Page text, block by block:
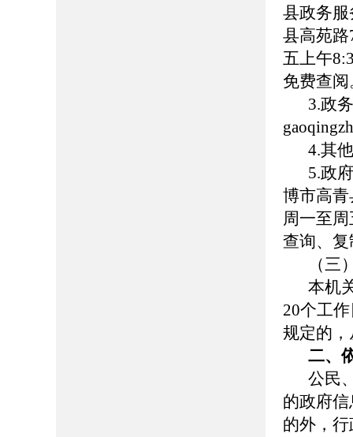
县政务
县高苑
五上午
免费查阅
3.政
4.其
5.政
博市高
周一至
查询、
（三
本机
20个工
规定的
二、
公民
的政府
的外，